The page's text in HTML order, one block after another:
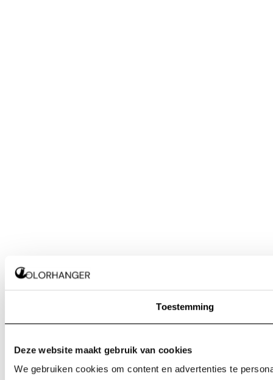
Toestemming
Deze website maakt gebruik van cookies
We gebruiken cookies om content en advertenties te